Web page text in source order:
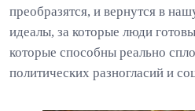
преобразятся, и вернутся в
идеалы, за которые люди
которые способны реально
политических разногласий и